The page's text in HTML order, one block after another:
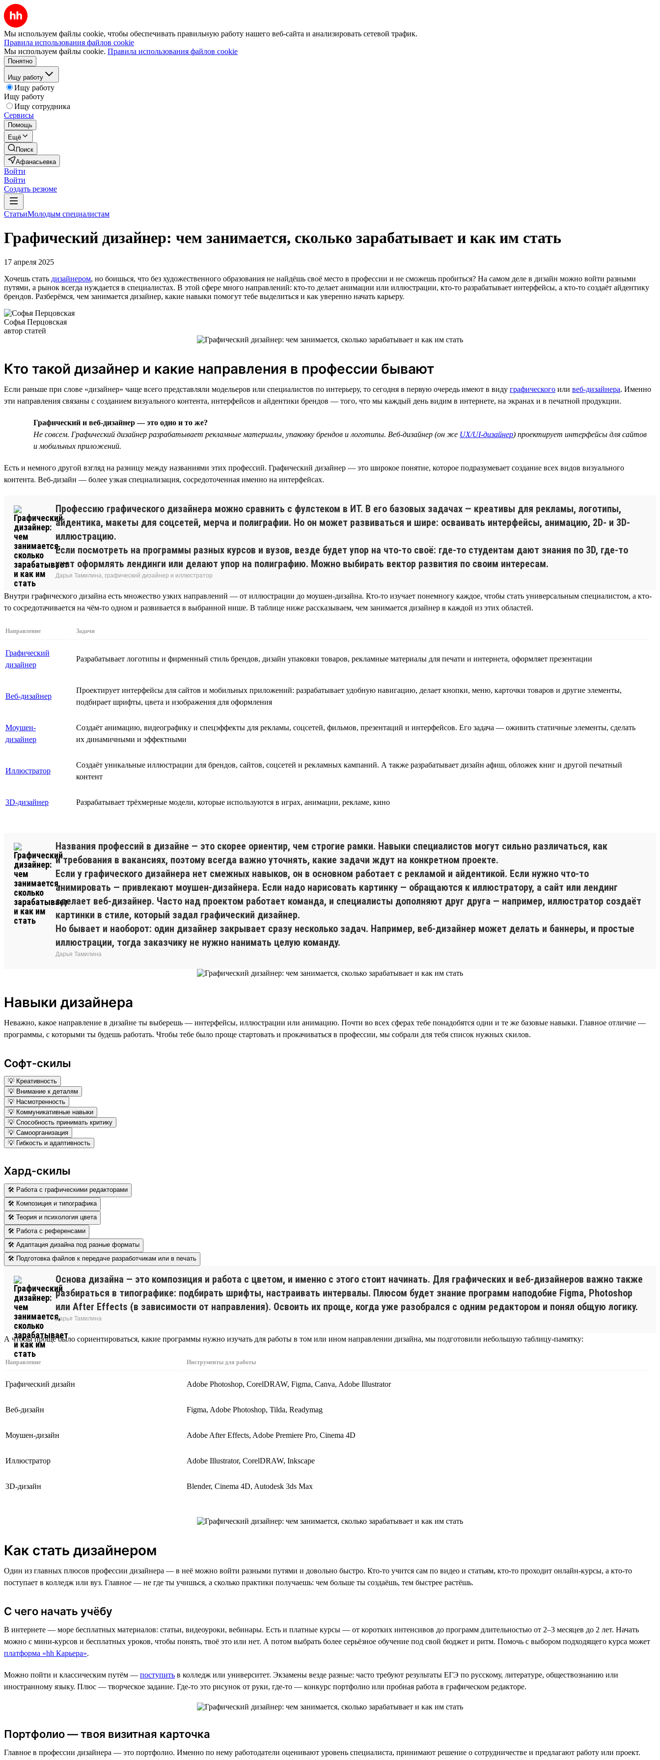
Мы используем файлы cookie, чтобы обеспечивать правильную работу нашего веб-сайта и анализировать сетевой трафик.
Правила использования файлов cookie
Мы используем файлы cookie. Правила использования файлов cookie
Понятно
Ищу работу
Ищу работу
Ищу работу
Ищу сотрудника
Сервисы
Помощь
Ещё
Поиск
Афанасьевка
Войти
Войти
Создать резюме
СтатьиМолодым специалистам
Графический дизайнер: чем занимается, сколько зарабатывает и как им стать
17 апреля 2025
Хочешь стать дизайнером, но боишься, что без художественного образования не найдёшь своё место в профессии и не сможешь пробиться? На самом деле в дизайн можно войти разными
путями, а рынок всегда нуждается в специалистах. В этой сфере много направлений: кто-то делает анимации или иллюстрации, кто-то разрабатывает интерфейсы, а кто-то создаёт айдентику
брендов. Разберёмся, чем занимается дизайнер, какие навыки помогут тебе выделиться и как уверенно начать карьеру.
Софья Перцовская
автор статей
Кто такой дизайнер и какие направления в профессии бывают
Если раньше при слове «дизайнер» чаще всего представляли модельеров или специалистов по интерьеру, то сегодня в первую очередь имеют в виду графического или веб-дизайнера. Именно
эти направления связаны с созданием визуального контента, интерфейсов и айдентики брендов — того, что мы каждый день видим в интернете, на экранах и в печатной продукции.
Графический и веб-дизайнер — это одно и то же?
Не совсем. Графический дизайнер разрабатывает рекламные материалы, упаковку брендов и логотипы. Веб-дизайнер (он же UX/UI-дизайнер) проектирует интерфейсы для сайтов
и мобильных приложений.
Есть и немного другой взгляд на разницу между названиями этих профессий. Графический дизайнер — это широкое понятие, которое подразумевает создание всех видов визуального
контента. Веб-дизайн — более узкая специализация, сосредоточенная именно на интерфейсах.
Профессию графического дизайнера можно сравнить с фулстеком в ИТ. В его базовых задачах — креативы для рекламы, логотипы,
айдентика, макеты для соцсетей, мерча и полиграфии. Но он может развиваться и шире: осваивать интерфейсы, анимацию, 2D- и 3D-
иллюстрацию.
Если посмотреть на программы разных курсов и вузов, везде будет упор на что-то своё: где-то студентам дают знания по 3D, где-то
учат оформлять лендинги или делают упор на полиграфию. Можно выбирать вектор развития по своим интересам.
Дарья Тамилина, графический дизайнер и иллюстратор
Внутри графического дизайна есть множество узких направлений — от иллюстрации до моушен-дизайна. Кто-то изучает понемногу каждое, чтобы стать универсальным специалистом, а кто-
то сосредотачивается на чём-то одном и развивается в выбранной нише. В таблице ниже рассказываем, чем занимается дизайнер в каждой из этих областей.
Направление Задачи
Графический
дизайнер
Разрабатывает логотипы и фирменный стиль брендов, дизайн упаковки товаров, рекламные материалы для печати и интернета, оформляет презентации
Веб-дизайнер
Проектирует интерфейсы для сайтов и мобильных приложений: разрабатывает удобную навигацию, делает кнопки, меню, карточки товаров и другие элементы,
подбирает шрифты, цвета и изображения для оформления
Моушен-
дизайнер
Создаёт анимацию, видеографику и спецэффекты для рекламы, соцсетей, фильмов, презентаций и интерфейсов. Его задача — оживить статичные элементы, сделать
их динамичными и эффектными
Иллюстратор
Создаёт уникальные иллюстрации для брендов, сайтов, соцсетей и рекламных кампаний. А также разрабатывает дизайн афиш, обложек книг и другой печатный
контент
3D-дизайнер Разрабатывает трёхмерные модели, которые используются в играх, анимации, рекламе, кино
Названия профессий в дизайне — это скорее ориентир, чем строгие рамки. Навыки специалистов могут сильно различаться, как
и требования в вакансиях, поэтому всегда важно уточнять, какие задачи ждут на конкретном проекте.
Если у графического дизайнера нет смежных навыков, он в основном работает с рекламой и айдентикой. Если нужно что-то
анимировать — привлекают моушен-дизайнера. Если надо нарисовать картинку — обращаются к иллюстратору, а сайт или лендинг
сделает веб-дизайнер. Часто над проектом работает команда, и специалисты дополняют друг друга — например, иллюстратор создаёт
картинки в стиле, который задал графический дизайнер.
Но бывает и наоборот: один дизайнер закрывает сразу несколько задач. Например, веб-дизайнер может делать и баннеры, и простые
иллюстрации, тогда заказчику не нужно нанимать целую команду.
Дарья Тамилина
Навыки дизайнера
Неважно, какое направление в дизайне ты выберешь — интерфейсы, иллюстрации или анимацию. Почти во всех сферах тебе понадобятся одни и те же базовые навыки. Главное отличие —
программы, с которыми ты будешь работать. Чтобы тебе было проще стартовать и прокачиваться в профессии, мы собрали для тебя список нужных скилов.
Софт-скилы
💡 Креативность
💡 Внимание к деталям
💡 Насмотренность
💡 Коммуникативные навыки
💡 Способность принимать критику
💡 Самоорганизация
💡 Гибкость и адаптивность
Хард-скилы
🛠 Работа с графическими редакторами
🛠 Композиция и типографика
🛠 Теория и психология цвета
🛠 Работа с референсами
🛠 Адаптация дизайна под разные форматы
🛠 Подготовка файлов к передаче разработчикам или в печать
Основа дизайна — это композиция и работа с цветом, и именно с этого стоит начинать. Для графических и веб-дизайнеров важно также
разбираться в типографике: подбирать шрифты, настраивать интервалы. Плюсом будет знание программ наподобие Figma, Photoshop
или After Effects (в зависимости от направления). Освоить их проще, когда уже разобрался с одним редактором и понял общую логику.
Дарья Тамилина
А чтобы проще было сориентироваться, какие программы нужно изучать для работы в том или ином направлении дизайна, мы подготовили небольшую таблицу-памятку:
Направление Инструменты для работы
Графический дизайн Adobe Photoshop, CorelDRAW, Figma, Canva, Adobe Illustrator
Веб-дизайн Figma, Adobe Photoshop, Tilda, Readymag
Моушен-дизайн Adobe After Effects, Adobe Premiere Pro, Cinema 4D
Иллюстратор Adobe Illustrator, CorelDRAW, Inkscape
3D-дизайн Blender, Cinema 4D, Autodesk 3ds Max
Как стать дизайнером
Один из главных плюсов профессии дизайнера — в неё можно войти разными путями и довольно быстро. Кто-то учится сам по видео и статьям, кто-то проходит онлайн-курсы, а кто-то
поступает в колледж или вуз. Главное — не где ты учишься, а сколько практики получаешь: чем больше ты создаёшь, тем быстрее растёшь.
С чего начать учёбу
В интернете — море бесплатных материалов: статьи, видеоуроки, вебинары. Есть и платные курсы — от коротких интенсивов до программ длительностью от 2–3 месяцев до 2 лет. Начать
можно с мини-курсов и бесплатных уроков, чтобы понять, твоё это или нет. А потом выбрать более серьёзное обучение под свой бюджет и ритм. Помочь с выбором подходящего курса может
платформа «hh Карьера».
Можно пойти и классическим путём — поступить в колледж или университет. Экзамены везде разные: часто требуют результаты ЕГЭ по русскому, литературе, обществознанию или
иностранному языку. Плюс — творческое задание. Где-то это рисунок от руки, где-то — конкурс портфолио или пробная работа в графическом редакторе.
Портфолио — твоя визитная карточка
Главное в профессии дизайнера — это портфолио. Именно по нему работодатели оценивают уровень специалиста, принимают решение о сотрудничестве и предлагают работу или проект.